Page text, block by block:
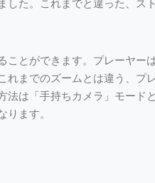
た。これまでと違った、ス
とができます。プレーヤー
までのズームとは違う、プ
法は「手持ちカメラ」モード
ます。